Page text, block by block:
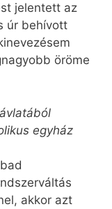
jelentett az
úr behívott
öröme
egyház
akkor azt